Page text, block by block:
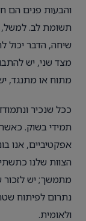
והבעות פנים הם
תשומת לב. למשל,
שיחה, הדבר יכול
מצד שני, יש
מתוח או מתנגד,
ככל שנכיר
תמידי בשוק.
אפקטיביים, אנו
הצוות שלנו
מתמשך; יש
נתרום לפיתוח
ולאומית.